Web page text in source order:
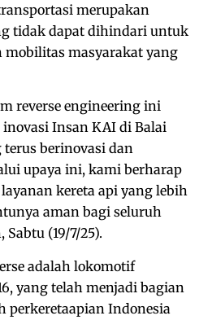
merupakan
tidak dapat dihindari untuk
mobilitas masyarakat yang
reverse engineering ini
Insan KAI di Balai
terus berinovasi dan
upaya ini, kami berharap
kereta api yang lebih
aman bagi seluruh
Sabtu (19/7/25).
adalah lokomotif
yang telah menjadi bagian
perkeretaapian Indonesia